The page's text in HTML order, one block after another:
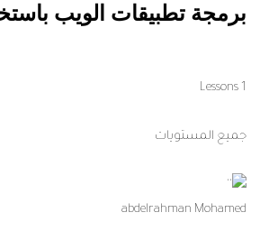
برمجة تطبيقات الويب
1 Lessons
جميع المستويات
abdelrahman Mohamed